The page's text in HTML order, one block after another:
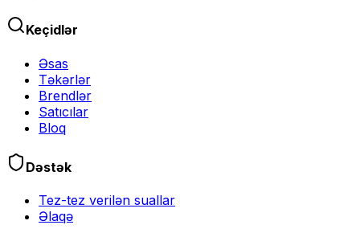
Keçidlər
Əsas
Təkərlər
Brendlər
Satıcılar
Bloq
Dəstək
Tez-tez verilən suallar
Əlaqə